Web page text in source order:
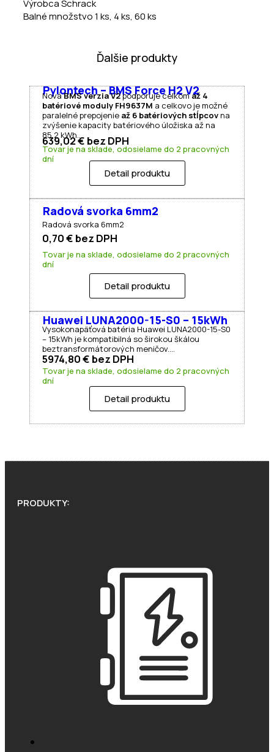
Výrobca Schrack
Balné množstvo 1 ks, 4 ks, 60 ks
Ďalšie produkty
Pylontech – BMS Force H2 V2
NováBMS verzia V2podporuje celkomaž 4
batériové moduly FH9637M a celkovo je možné
paralelné prepojenie až 6 batériových stĺpcovna
zvýšenie kapacity batériového úložiska až na
85,2 kWh.…
639,02€ bez DPH
Tovar je na sklade, odosielame do 2 pracovných
dní
Detail produktu
Radová svorka 6mm2
Radová svorka 6mm2
0,70€ bez DPH
Tovar je na sklade, odosielame do 2 pracovných
dní
Detail produktu
Huawei LUNA2000-15-S0 – 15kWh
Vysokonapäťová batéria Huawei LUNA2000-15-S0
– 15kWh je kompatibilná so širokou škálou
beztransformátorových meničov.…
5974,80€ bez DPH
Tovar je na sklade, odosielame do 2 pracovných
dní
Detail produktu
PRODUKTY: